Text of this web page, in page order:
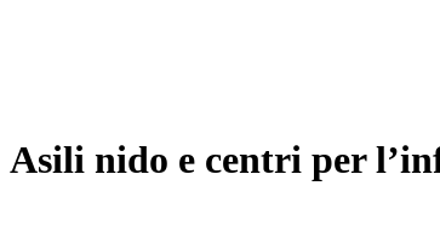
Asili nido e centri per